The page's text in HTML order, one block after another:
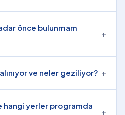
önce bulunmam
+
ve neler geziliyor? +
hangi yerler programda
+